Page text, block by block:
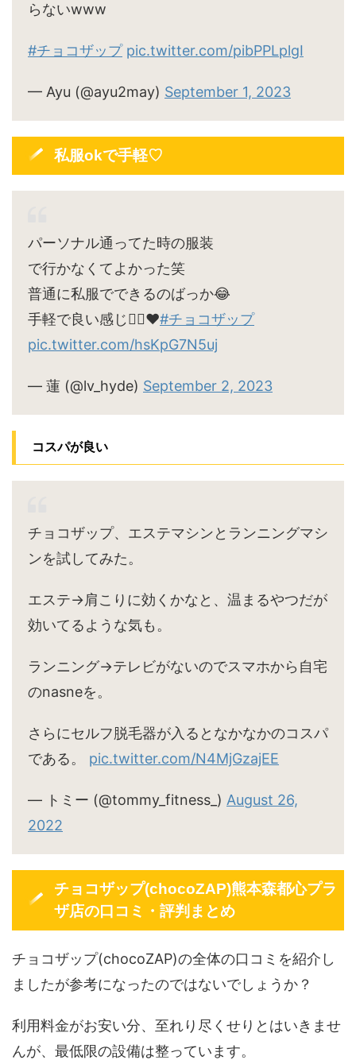
らないwww
#チョコザップ pic.twitter.com/pibPPLplgI
— Ayu (@ayu2may) September 1, 2023
私服okで手軽♡
パーソナル通ってた時の服装
で行かなくてよかった笑
普通に私服でできるのばっか😂
手軽で良い感じ🙆‍♀️♥#チョコザップ
pic.twitter.com/hsKpG7N5uj
— 蓮 (@lv_hyde) September 2, 2023
コスパが良い
チョコザップ、エステマシンとランニングマシ
ンを試してみた。
エステ→肩こりに効くかなと、温まるやつだが
効いてるような気も。
ランニング→テレビがないのでスマホから自宅
のnasneを。
さらにセルフ脱毛器が入るとなかなかのコスパ
である。 pic.twitter.com/N4MjGzajEE
— トミー (@tommy_fitness_) August 26,
2022
チョコザップ(chocoZAP)熊本森都心プラ
ザ店の口コミ・評判まとめ
チョコザップ(chocoZAP)の全体の口コミを紹介し
ましたが参考になったのではないでしょうか？
利用料金がお安い分、至れり尽くせりとはいきませ
んが、最低限の設備は整っています。